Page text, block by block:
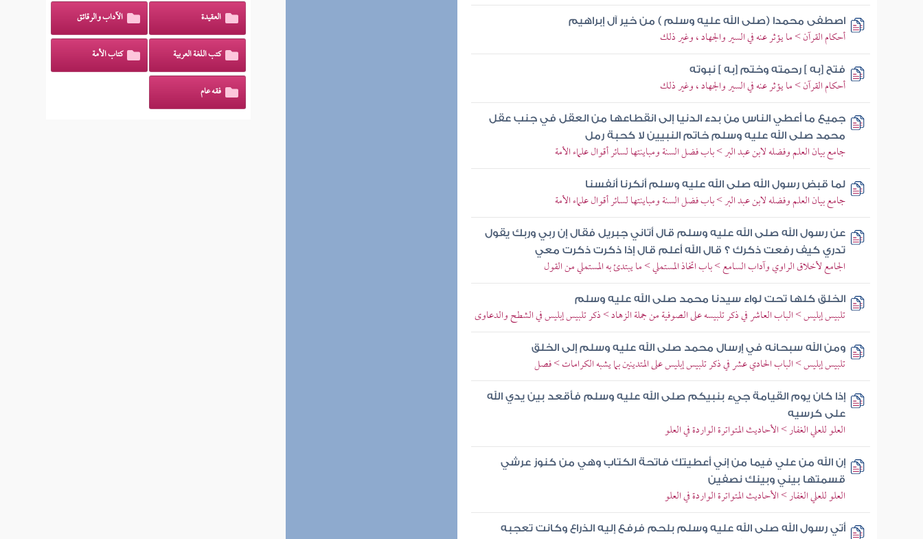
اصطفى محمدا (صلى الله عليه وسلم ) من خير آل إبراهيم
أحكام القرآن > ما يؤثر عنه في السير والجهاد ، وغير ذلك
فتح [به ] رحمته وختم [به ] نبوته
أحكام القرآن > ما يؤثر عنه في السير والجهاد ، وغير ذلك
جميع ما أعطي الناس من بدء الدنيا إلى انقطاعها من العقل في جنب عقل
محمد صلى الله عليه وسلم خاتم النبيين لا كحبة رمل
جامع بيان العلم وفضله لابن عبد البر > باب فضل السنة ومباينتها لسائر أقوال علماء الأمة
لما قبض رسول الله صلى الله عليه وسلم أنكرنا أنفسنا
جامع بيان العلم وفضله لابن عبد البر > باب فضل السنة ومباينتها لسائر أقوال علماء الأمة
عن رسول الله صلى الله عليه وسلم قال أتاني جبريل فقال إن ربي وربك يقول
تدري كيف رفعت ذكرك ؟ قال الله أعلم قال إذا ذكرت ذكرت معي
الجامع لأخلاق الراوي وآداب السامع > باب اتخاذ المستملي > ما يبتدئ به المستملي من القول
الخلق كلها تحت لواء سيدنا محمد صلى الله عليه وسلم
تلبيس إبليس > الباب العاشر في ذكر تلبيسه على الصوفية من جملة الزهاد > ذكر تلبيس إبليس في الشطح والدعاوى
ومن الله سبحانه في إرسال محمد صلى الله عليه وسلم إلى الخلق
تلبيس إبليس > الباب الحادي عشر في ذكر تلبيس إبليس على المتدينين بما يشبه الكرامات > فصل
إذا كان يوم القيامة جيء بنبيكم صلى الله عليه وسلم فأقعد بين يدي الله
على كرسيه
العلو للعلي الغفار > الأحاديث المتواترة الواردة في العلو
إن الله من علي فيما من إني أعطيتك فاتحة الكتاب وهي من كنوز عرشي
قسمتها بيني وبينك نصفين
العلو للعلي الغفار > الأحاديث المتواترة الواردة في العلو
أتي رسول الله صلى الله عليه وسلم بلحم فرفع إليه الذراع وكانت تعجبه
العقيدة الآداب والرقائق
كتب اللغة العربية كتاب الأمة
فقه عام